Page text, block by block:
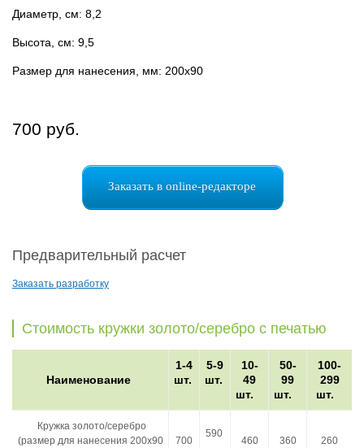
Диаметр, см: 8,2
Высота, см: 9,5
Размер для нанесения, мм: 200x90
700 руб.
Заказать в online-редакторе
Предварительный расчет
Заказать разработку
Стоимость кружки золото/серебро с печатью
Наименование
1-4
шт.
5-9
шт.
10-
49
шт.
50-
99
шт.
100-
299
шт.
Кружка золото/серебро
(размер для нанесения 200x90
700
590
460 360 260